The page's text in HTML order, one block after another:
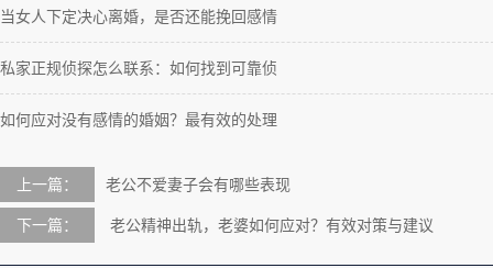
当女人下定决心离婚，是否还能挽回感情
私家正规侦探怎么联系：如何找到可靠侦
如何应对没有感情的婚姻？最有效的处理
上一篇： 老公不爱妻子会有哪些表现
下一篇： 老公精神出轨，老婆如何应对？有效对策与建议